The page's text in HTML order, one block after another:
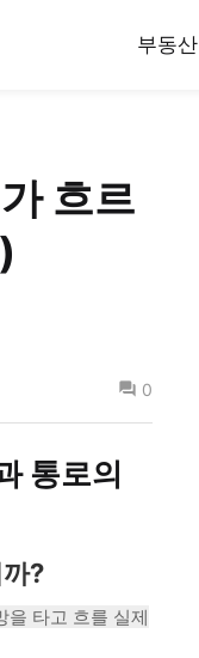
부동산
흐르
0
통로의
?
을 타고 흐를 실제